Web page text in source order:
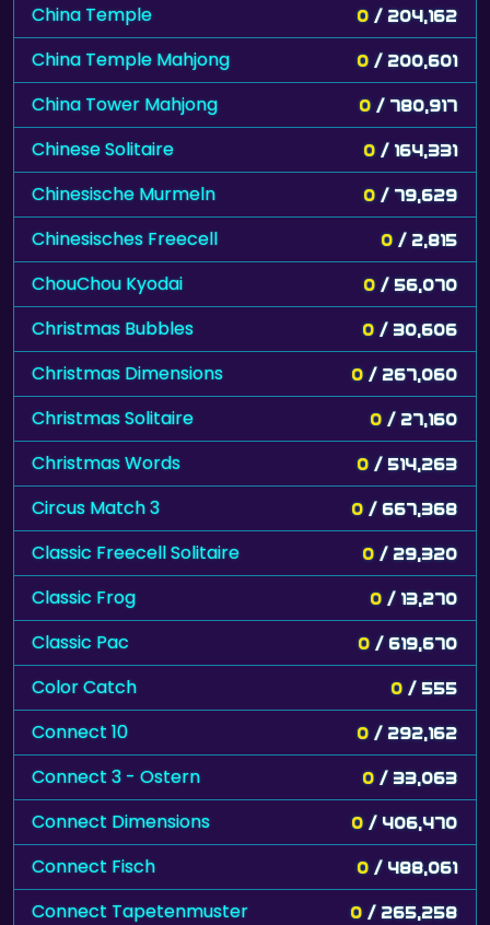
China Temple 0 / 204,162
China Temple Mahjong 0 / 200,601
China Tower Mahjong 0 / 780,917
Chinese Solitaire 0 / 164,331
Chinesische Murmeln 0 / 79,629
Chinesisches Freecell 0 / 2,815
ChouChou Kyodai 0 / 56,070
Christmas Bubbles 0 / 30,606
Christmas Dimensions 0 / 267,060
Christmas Solitaire 0 / 27,160
Christmas Words 0 / 514,263
Circus Match 3 0 / 667,368
Classic Freecell Solitaire 0 / 29,320
Classic Frog 0 / 13,270
Classic Pac 0 / 619,670
Color Catch 0 / 555
Connect 10 0 / 292,162
Connect 3 - Ostern 0 / 33,063
Connect Dimensions 0 / 406,470
Connect Fisch 0 / 488,061
Connect Tapetenmuster 0 / 265,258